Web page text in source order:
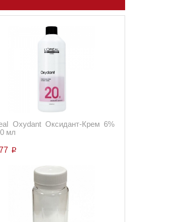
Oxydant Оксидант-Крем 6%
мл
p